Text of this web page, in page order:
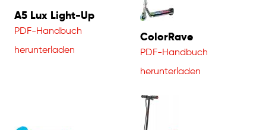
A5 Lux Light-Up
PDF-Handbuch
herunterladen
ColorRave
PDF-Handbuch
herunterladen